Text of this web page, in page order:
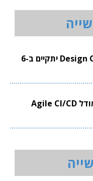
וובינר סינופסיס ל-Design Optimization יתקיים ב-6
וובינר סינופסיס לתכנון שבבים במודל Agile CI/CD